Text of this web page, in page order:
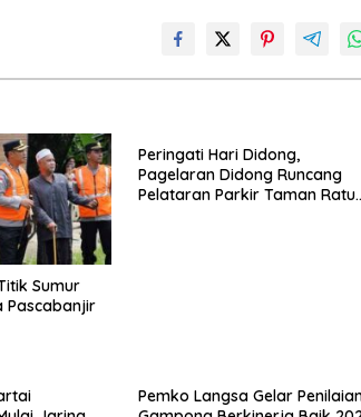
Sumur
Pascabanjir
Peringati Hari Didong,
Pagelaran Didong Runcang
Pelataran Parkir Taman Ratu
Pemko Langsa Gelar